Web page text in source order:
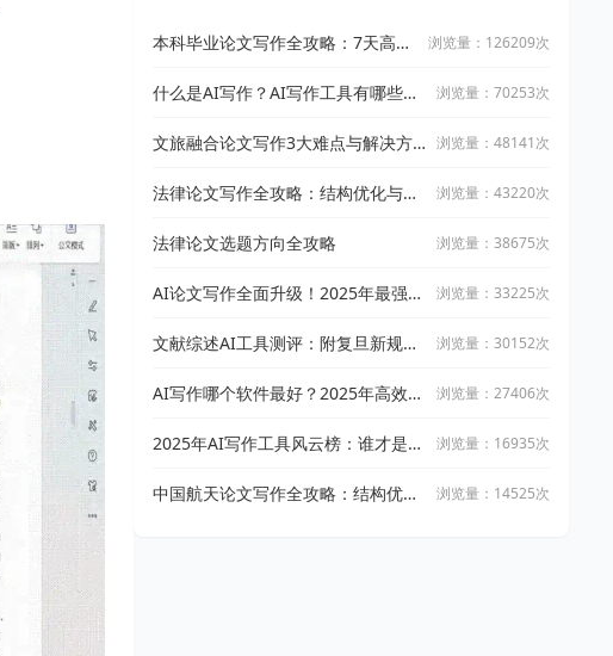
本科毕业论文写作全攻略：7天高效
浏览量：126209次
什么是AI写作？AI写作工具有哪些？
浏览量：70253次
文旅融合论文写作3大难点与解决方
浏览量：48141次
法律论文写作全攻略：结构优化与文
浏览量：43220次
法律论文选题方向全攻略 浏览量：38675次
AI论文写作全面升级！2025年最强写
稿
浏览量：33225次
文献综述AI工具测评：附复旦新规下
浏览量：30152次
AI写作哪个软件最好？2025年高效智
浏览量：27406次
2025年AI写作工具风云榜：谁才是真
浏览量：16935次
中国航天论文写作全攻略：结构优化
浏览量：14525次